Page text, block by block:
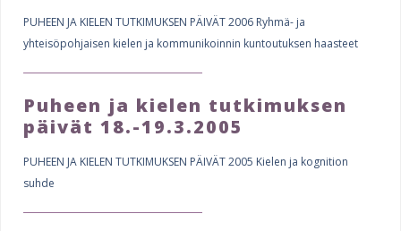
PUHEEN JA KIELEN TUTKIMUKSEN PÄIVÄT 2006 Ryhmä- ja
yhteisöpohjaisen kielen ja kommunikoinnin kuntoutuksen haasteet
Puheen ja kielen tutkimuksen
päivät 18.-19.3.2005
PUHEEN JA KIELEN TUTKIMUKSEN PÄIVÄT 2005 Kielen ja kognition
suhde